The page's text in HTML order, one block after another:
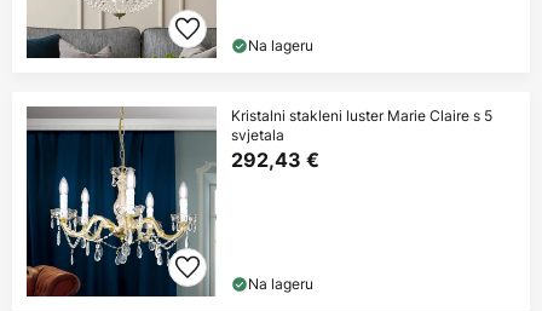
Na lageru
Kristalni stakleni luster Marie Claire s 5
svjetala
292,43 €
Na lageru